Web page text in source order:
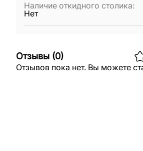
Наличие откидного столика:
Нет
Отзывы (0)
Отзывов пока нет. Вы можете